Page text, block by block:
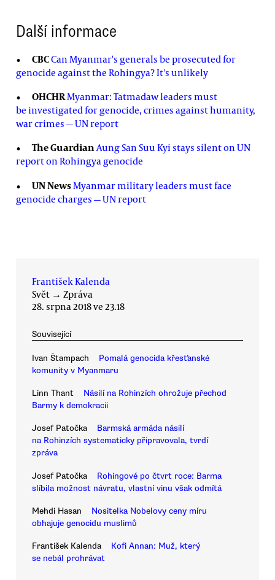
Další informace
CBCCan Myanmar's generals be prosecuted for
genocide against the Rohingya? It's unlikely
OHCHRMyanmar: Tatmadaw leaders must
be investigated for genocide, crimes against humanity,
war crimes — UN report
The GuardianAung San Suu Kyi stays silent on UN
report on Rohingya genocide
UN News Myanmar military leaders must face
genocide charges — UN report
František Kalenda
Svět → Zpráva
28. srpna 2018 ve 23.18
Související
Ivan Štampach
Pomalá genocida křesťanské
komunity v Myanmaru
Linn Thant
Násilí na Rohinzích ohrožuje přechod
Barmy k demokracii
Josef Patočka
Barmská armáda násilí
na Rohinzích systematicky připravovala, tvrdí
zpráva
Josef Patočka
Rohingové po čtvrt roce: Barma
slíbila možnost návratu, vlastní vinu však odmítá
Mehdi Hasan
Nositelka Nobelovy ceny míru
obhajuje genocidu muslimů
František Kalenda
Kofi Annan: Muž, který
se nebál prohrávat